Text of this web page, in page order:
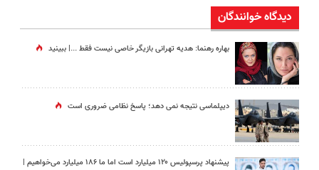
دیدگاه خوانندگان
بهاره رهنما: هدیه تهرانی بازیگر خاصی نیست فقط ...|‌ ببینید
دیپلماسی نتیجه‌ نمی دهد؛ پاسخ نظامی ضروری است
پیشنهاد پرسپولیس ۱۲۰ میلیارد است اما ما ۱۸۶ میلیارد می‌خواهیم |